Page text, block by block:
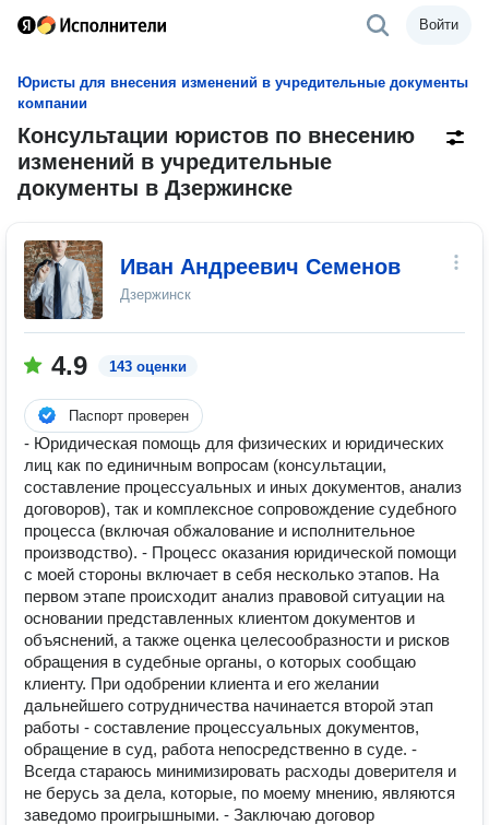
Войти
Юристы для внесения изменений в учредительные документы
компании
Консультации юристов по внесению
изменений в учредительные
документы в Дзержинске
Иван Андреевич Семенов
Дзержинск
4.9 143 оценки
Паспорт проверен
- Юридическая помощь для физических и юридических
лиц как по единичным вопросам (консультации,
составление процессуальных и иных документов, анализ
договоров), так и комплексное сопровождение судебного
процесса (включая обжалование и исполнительное
производство). - Процесс оказания юридической помощи
с моей стороны включает в себя несколько этапов. На
первом этапе происходит анализ правовой ситуации на
основании представленных клиентом документов и
объяснений, а также оценка целесообразности и рисков
обращения в судебные органы, о которых сообщаю
клиенту. При одобрении клиента и его желании
дальнейшего сотрудничества начинается второй этап
работы - составление процессуальных документов,
обращение в суд, работа непосредственно в суде. -
Всегда стараюсь минимизировать расходы доверителя и
не берусь за дела, которые, по моему мнению, являются
заведомо проигрышными. - Заключаю договор